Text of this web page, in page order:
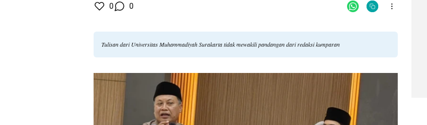
0 0
Tulisan dari Universitas Muhammadiyah Surakarta tidak mewakili pandangan dari redaksi kumparan